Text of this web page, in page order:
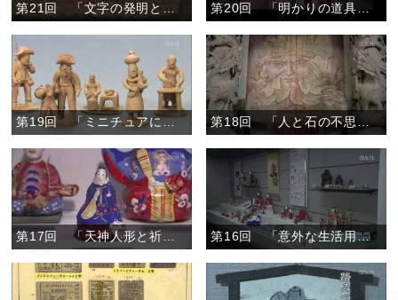
第20回 「明かりの道具と光の芸術」
第19回 「ミニチュアにみる生活文化」 第18回 「人と石の不思議な関係」
第17回 「天神人形と祈り」 第16回 「意外な生活用品あれこれ」